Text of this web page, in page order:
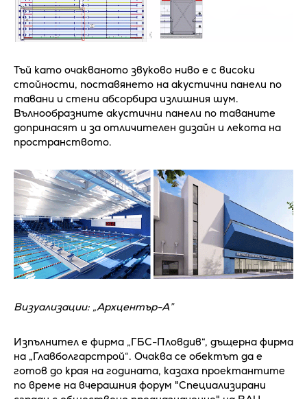
Тъй като очакваното звуково ниво е с високи
стойности, поставянето на акустични панели по
тавани и стени абсорбира излишния шум.
Вълнообразните акустични панели по таваните
допринасят и за отличителен дизайн и лекота на
пространството.
Визуализации: „Архцентър-А”
Изпълнител е фирма „ГБС-Пловдив“, дъщерна фирма
на „Главболгарстрой“. Очаква се обектът да е
готов до края на годината, казаха проектантите
по време на вчерашния форум "Специализирани